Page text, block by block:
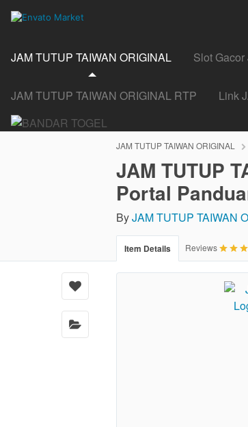
JAM TUTUP TAIWAN ORIGINAL Slot
JAM TUTUP TAIWAN ORIGINAL RTP Link
JAM TUTUP TAIWAN ORIGINAL
JAM TUTUP
Portal
ByJAM TUTUP TAIWAN
Item Details Reviews